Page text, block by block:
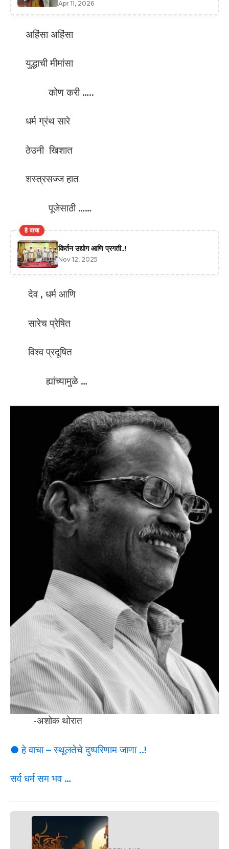
Apr 11, 2026
अहिंसा अहिंसा
युद्धाची मीमांसा
कोण करी …..
धर्म ग्रंथ सारे
ठेउनी खिशात
शस्त्रसज्ज हात
पूजेसाठी ……
हे वाचा
किर्तन उद्योग आणि प्रगती..!
Nov 12, 2025
देव , धर्म आणि
सारेच प्रेषित
विश्व प्रदूषित
ह्यांच्यामुळे …
-अशोक थोरात
● हे वाचा – स्थूलतेचे दुष्परिणाम जाणा ..!
सर्व धर्म सम भव …